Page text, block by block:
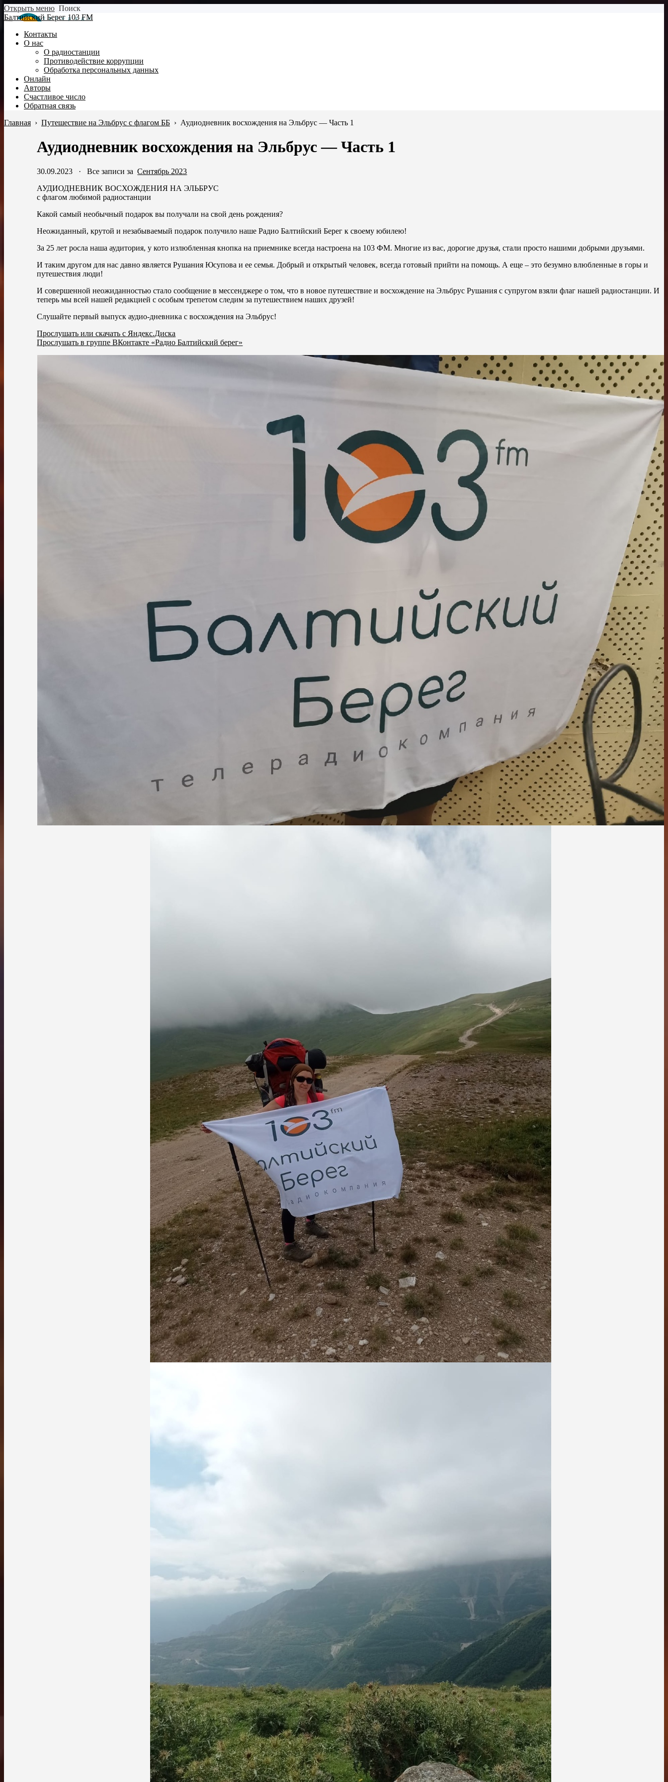
Открыть меню Поиск
Балтийский Берег 103 FM
Контакты
О нас
О радиостанции
Противодействие коррупции
Обработка персональных данных
Онлайн
Авторы
Счастливое число
Обратная связь
Главная › Путешествие на Эльбрус с флагом ББ › Аудиодневник восхождения на Эльбрус — Часть 1
Аудиодневник восхождения на Эльбрус — Часть 1
30.09.2023 ·Все записи заСентябрь 2023
АУДИОДНЕВНИК ВОСХОЖДЕНИЯ НА ЭЛЬБРУС
с флагом любимой радиостанции
Какой самый необычный подарок вы получали на свой день рождения?
Неожиданный, крутой и незабываемый подарок получило наше Радио Балтийский Берег к своему юбилею!
За 25 лет росла наша аудитория, у кото излюбленная кнопка на приемнике всегда настроена на 103 ФМ. Многие из вас, дорогие друзья, стали просто нашими добрыми друзьями.
И таким другом для нас давно является Рушания Юсупова и ее семья. Добрый и открытый человек, всегда готовый прийти на помощь. А еще – это безумно влюбленные в горы и
путешествия люди!
И совершенной неожиданностью стало сообщение в мессенджере о том, что в новое путешествие и восхождение на Эльбрус Рушания с супругом взяли флаг нашей радиостанции. И
теперь мы всей нашей редакцией с особым трепетом следим за путешествием наших друзей!
Слушайте первый выпуск аудио-дневника с восхождения на Эльбрус!
Прослушать или скачать с Яндекс.Диска
Прослушать в группе ВКонтакте «Радио Балтийский берег»